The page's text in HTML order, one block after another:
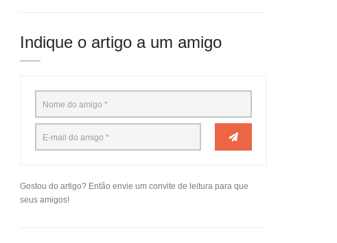
Indique o artigo a um amigo
Gostou do artigo? Então envie um convite de leitura para que
seus amigos!